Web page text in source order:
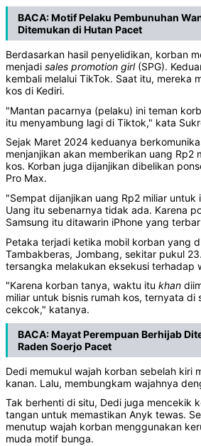
BACA:Motif Pelaku Pembunuhan
Ditemukan di Hutan Pacet
Berdasarkan hasil penyelidikan, korban
menjadi sales promotion girl(SPG).
kembali melalui TikTok. Saat itu, mereka
kos di Kediri.
"Mantan pacarnya (pelaku) ini teman
itu menyambung lagi di Tiktok," kata
Sejak Maret 2024 keduanya
menjanjikan akan memberikan uang Rp2
kos. Korban juga dijanjikan dibelikan
Pro Max.
"Sempat dijanjikan uang Rp2 miliar untuk
Uang itu sebenarnya tidak ada. Karena
Samsung itu ditawarin iPhone yang
Petaka terjadi ketika mobil korban yang
Tambakberas, Jombang, sekitar pukul
tersangka melakukan eksekusi terhadap
"Karena korban tanya, waktu itu khan
miliar untuk bisnis rumah kos, ternyata di
cekcok," katanya.
BACA:Mayat Perempuan Berhijab
Raden Soerjo Pacet
Dedi memukul wajah korban sebelah kiri
kanan. Lalu, membungkam wajahnya
Tak berhenti di situ, Dedi juga mencekik
tangan untuk memastikan Anyk tewas.
menutup wajah korban menggunakan
muda motif bunga.